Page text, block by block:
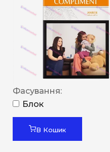
Фасування:
Блок
В Кошик